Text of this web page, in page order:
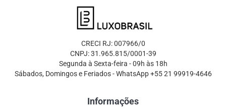
CRECI RJ: 007966/0
CNPJ: 31.965.815/0001-39
Segunda à Sexta-feira - 09h às 18h
Sábados, Domingos e Feriados - WhatsApp +55 21 99919-4646
Informações